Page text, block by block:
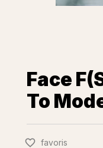
Face
To
favoris